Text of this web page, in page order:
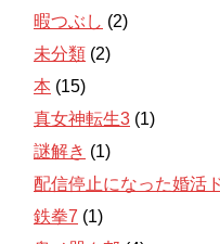
暇つぶし (2)
未分類 (2)
本 (15)
真女神転生3 (1)
謎解き (1)
配信停止になった婚活
鉄拳7 (1)